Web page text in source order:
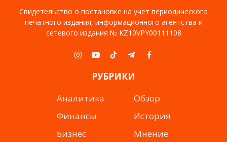
Свидетельство о постановке на учет периодического
печатного издания, информационного агентства и
сетевого издания № KZ10VPY00111108
Instagram
YouTubeTikTokTelegramFacebook
РУБРИКИ
Аналитика
Финансы
Бизнес
Обзор
История
Мнение